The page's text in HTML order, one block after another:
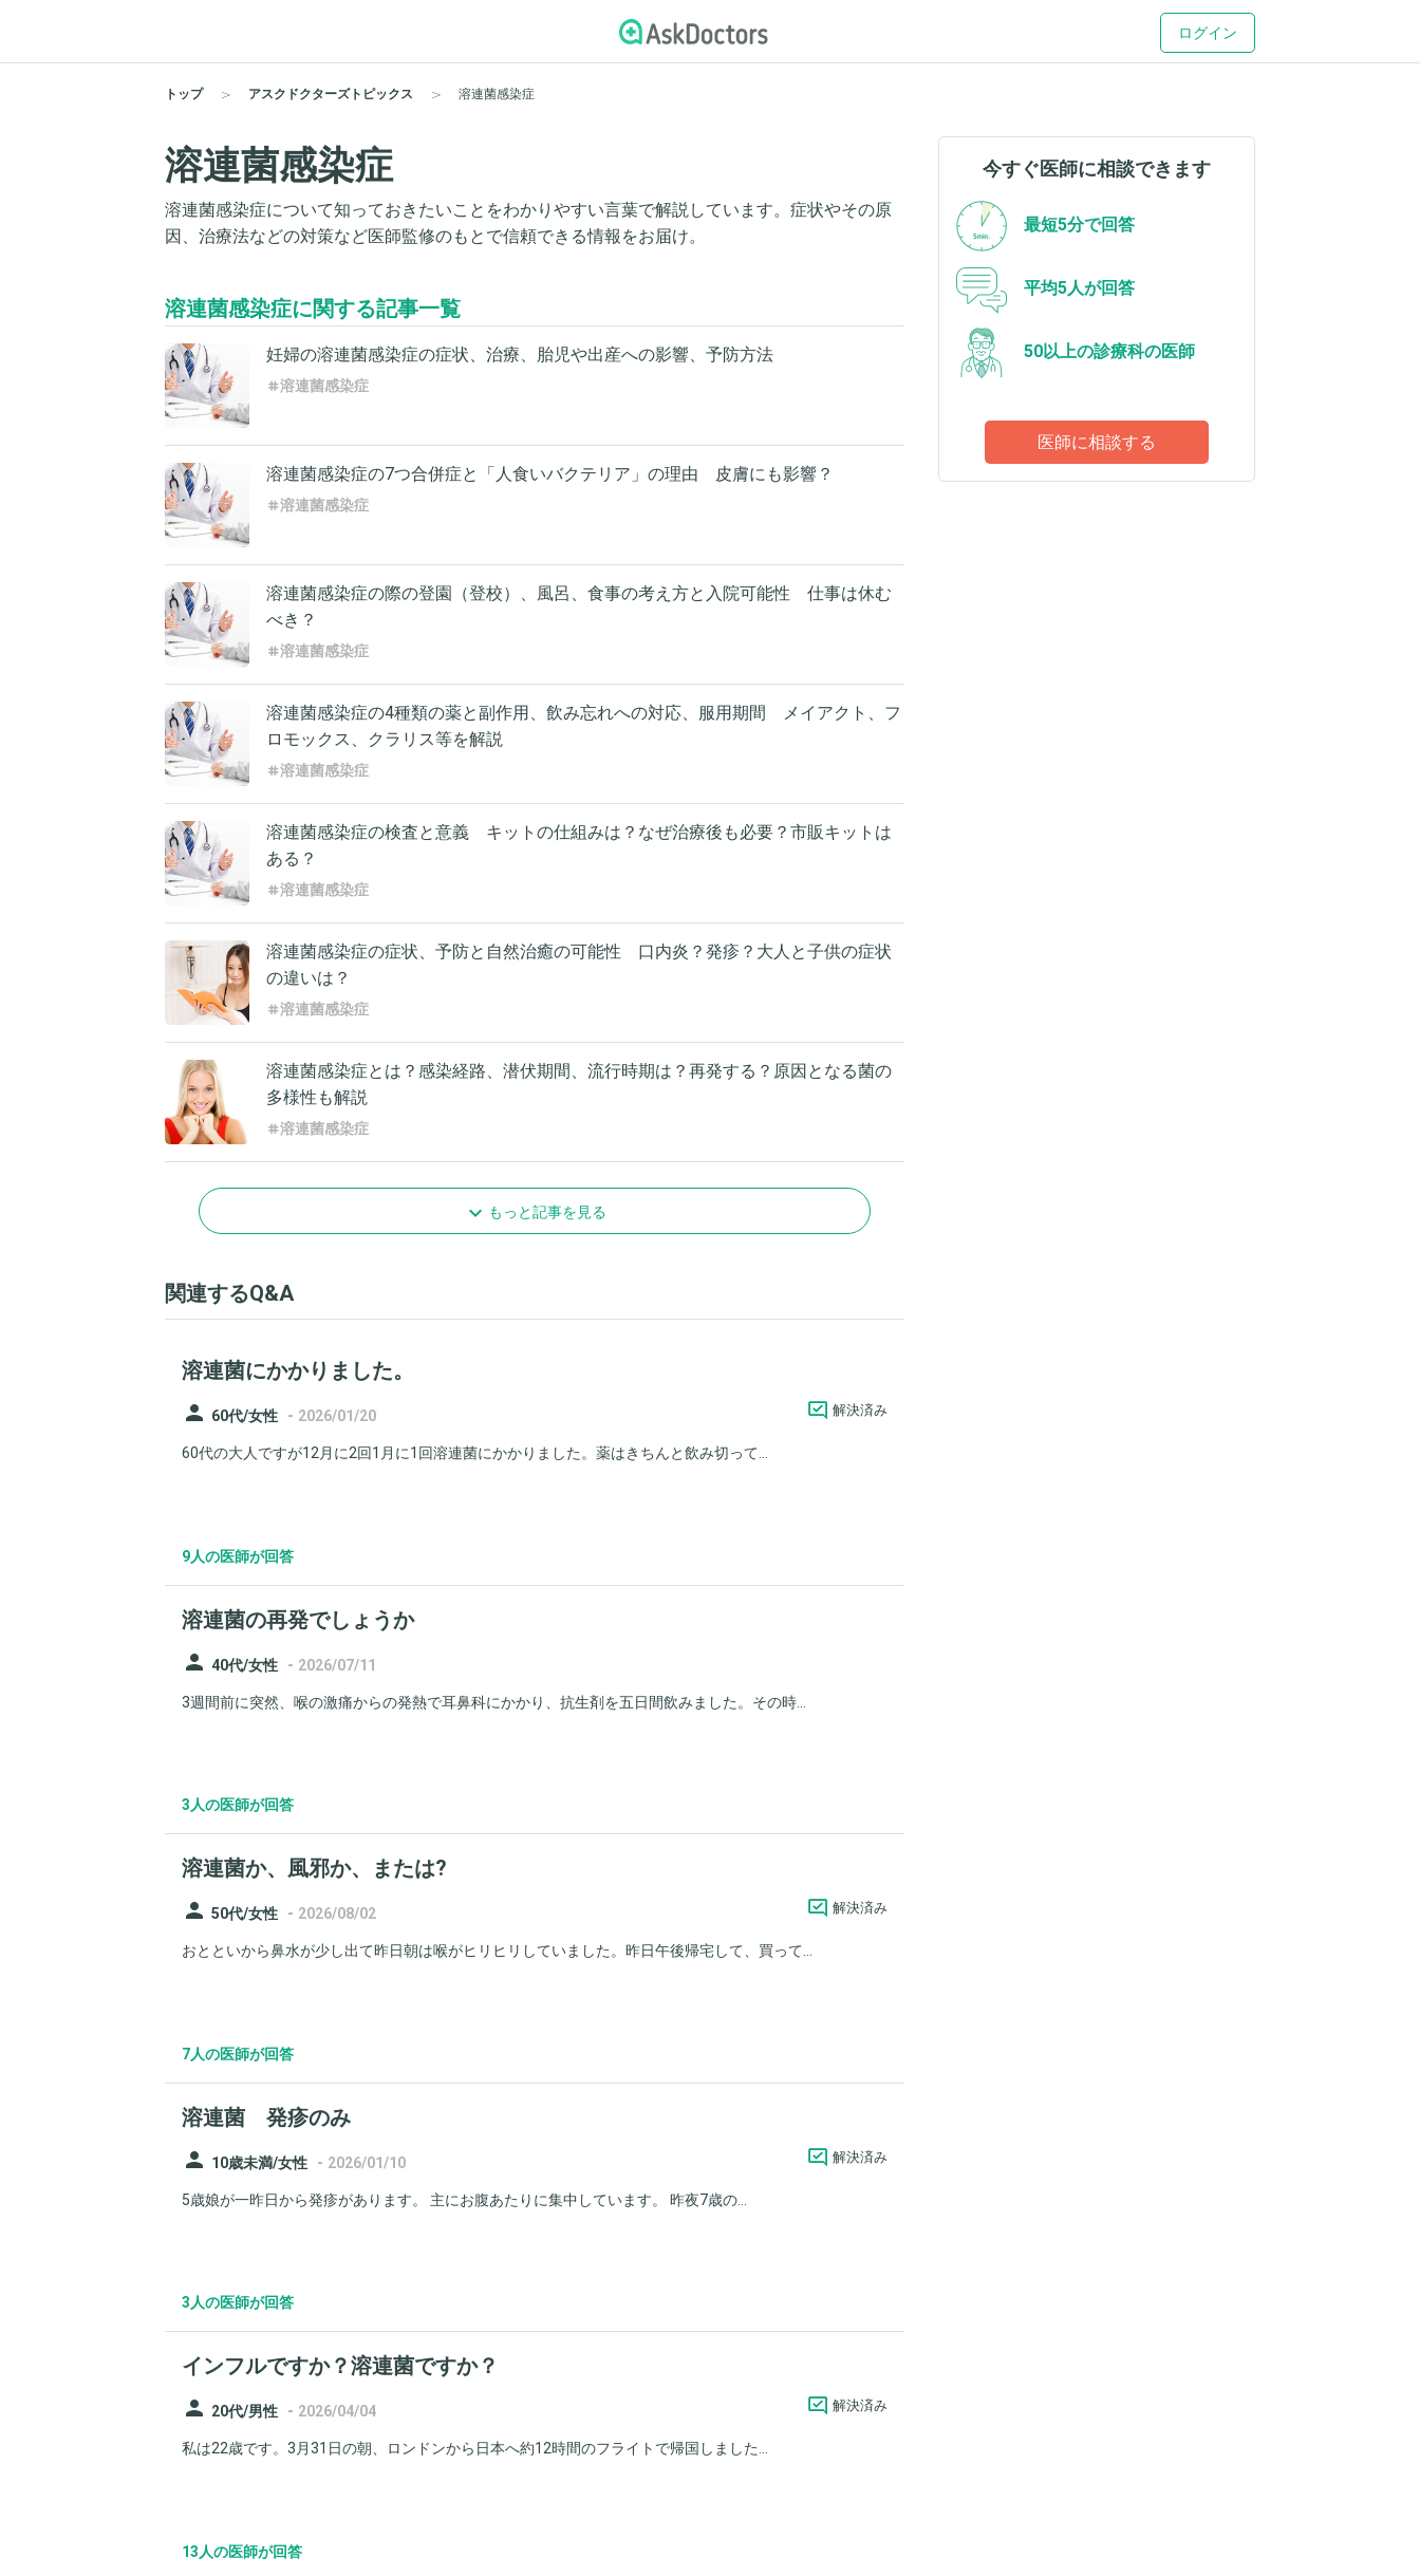
ログイン
トップ アスクドクターズトピックス 溶連菌感染症
溶連菌感染症
溶連菌感染症について知っておきたいことをわかりやすい言葉で解説しています。症状やその原
因、治療法などの対策など医師監修のもとで信頼できる情報をお届け。
溶連菌感染症に関する記事一覧
妊婦の溶連菌感染症の症状、治療、胎児や出産への影響、予防方法
溶連菌感染症
溶連菌感染症の7つ合併症と「人食いバクテリア」の理由 皮膚にも影響？
溶連菌感染症
溶連菌感染症の際の登園（登校）、風呂、食事の考え方と入院可能性 仕事は休む
べき？
溶連菌感染症
溶連菌感染症の4種類の薬と副作用、飲み忘れへの対応、服用期間 メイアクト、フ
ロモックス、クラリス等を解説
溶連菌感染症
溶連菌感染症の検査と意義 キットの仕組みは？なぜ治療後も必要？市販キットは
ある？
溶連菌感染症
溶連菌感染症の症状、予防と自然治癒の可能性 口内炎？発疹？大人と子供の症状
の違いは？
溶連菌感染症
溶連菌感染症とは？感染経路、潜伏期間、流行時期は？再発する？原因となる菌の
多様性も解説
溶連菌感染症
もっと記事を見る
関連するQ&A
溶連菌にかかりました。
person 60代/女性 - 2026/01/20 解決済み
60代の大人ですが12月に2回1月に1回溶連菌にかかりました。薬はきちんと飲み切って...
9人の医師が回答
溶連菌の再発でしょうか
person 40代/女性 - 2026/07/11
3週間前に突然、喉の激痛からの発熱で耳鼻科にかかり、抗生剤を五日間飲みました。その時...
3人の医師が回答
溶連菌か、風邪か、または?
person 50代/女性 - 2026/08/02 解決済み
おとといから鼻水が少し出て昨日朝は喉がヒリヒリしていました。昨日午後帰宅して、買って...
7人の医師が回答
溶連菌 発疹のみ
person 10歳未満/女性 - 2026/01/10 解決済み
5歳娘が一昨日から発疹があります。 主にお腹あたりに集中しています。 昨夜7歳の...
3人の医師が回答
インフルですか？溶連菌ですか？
person 20代/男性 - 2026/04/04 解決済み
私は22歳です。3月31日の朝、ロンドンから日本へ約12時間のフライトで帰国しました...
13人の医師が回答
今すぐ医師に相談できます
最短5分で回答
平均5人が回答
50以上の診療科の医師
医師に相談する